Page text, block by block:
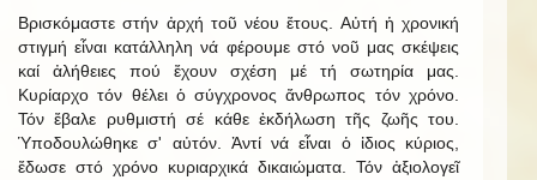
Βρισκόμαστε στήν ἀρχή τοῦ νέου ἔτους. Αὐτή ἡ χρονική
στιγμή εἶναι κατάλληλη νά φέρουμε στό νοῦ μας σκέψεις
καί ἀλήθειες πού ἔχουν σχέση μέ τή σωτηρία μας.
Κυρίαρχο τόν θέλει ὁ σύγχρονος ἄνθρωπος τόν χρόνο.
Τόν ἔβαλε ρυθμιστή σέ κάθε ἐκδήλωση τῆς ζωῆς του.
Ὑποδουλώθηκε σ' αὐτόν. Ἀντί νά εἶναι ὁ ἰδιος κύριος,
ἔδωσε στό χρόνο κυριαρχικά δικαιώματα. Τόν ἀξιολογεῖ